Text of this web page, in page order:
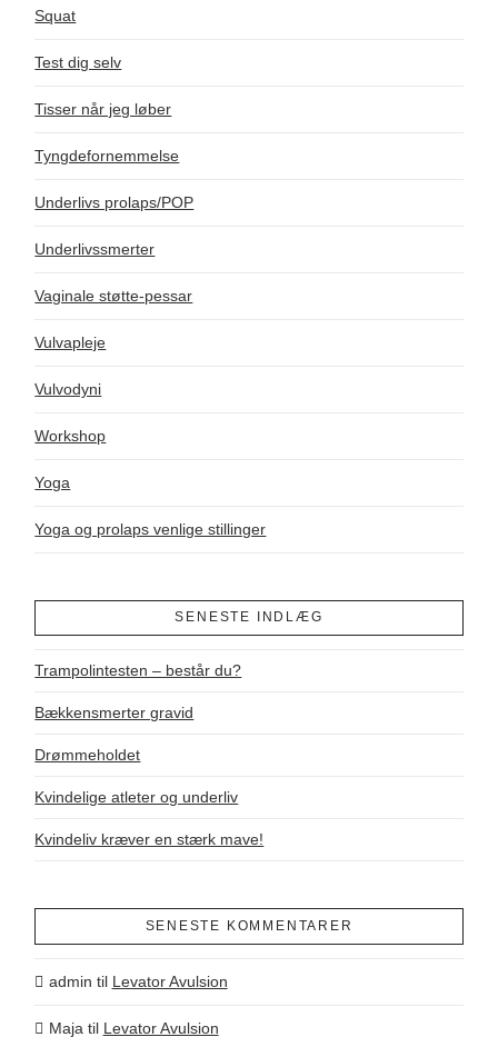
Squat
Test dig selv
Tisser når jeg løber
Tyngdefornemmelse
Underlivs prolaps/POP
Underlivssmerter
Vaginale støtte-pessar
Vulvapleje
Vulvodyni
Workshop
Yoga
Yoga og prolaps venlige stillinger
SENESTE INDLÆG
Trampolintesten – består du?
Bækkensmerter gravid
Drømmeholdet
Kvindelige atleter og underliv
Kvindeliv kræver en stærk mave!
SENESTE KOMMENTARER
admin til Levator Avulsion
Maja til Levator Avulsion